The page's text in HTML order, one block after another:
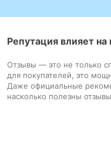
Репутация влияет
Отзывы — это не только
для покупателей, это
Даже официальные
насколько полезны